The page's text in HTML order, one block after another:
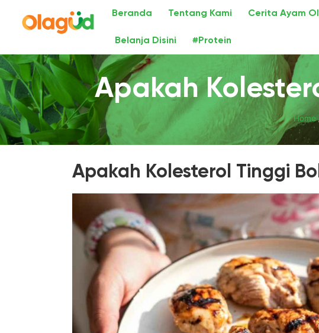
Beranda Tentang Kami Cerita Ayam
Belanja Disini #Protein
Apakah
Home
Apakah Kolesterol Tinggi